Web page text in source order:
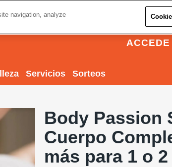
Servicios Sorteos
Body Passion
Cuerpo
más para 1 o
navigation, analyze